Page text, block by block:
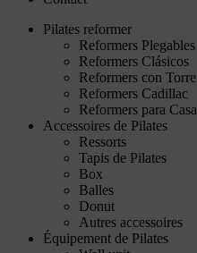
Pilates reformer
Reformers Plegables
Reformers Clásicos
Reformers con Torre
Reformers Cadillac
Reformers para Casa
Accessoires de Pilates
Ressorts
Tapis de Pilates
Box
Balles
Donut
Autres accessoires
Équipement de Pilates